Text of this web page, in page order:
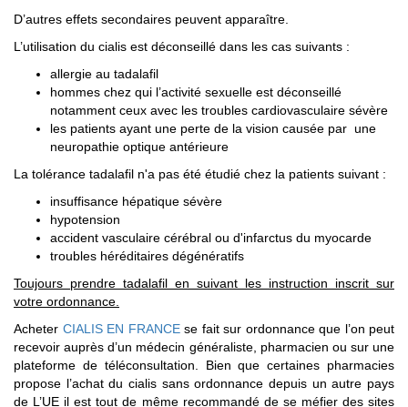
D’autres effets secondaires peuvent apparaître.
L’utilisation du cialis est déconseillé dans les cas suivants :
allergie au tadalafil
hommes chez qui l’activité sexuelle est déconseillé
notamment ceux avec les troubles cardiovasculaire sévère
les patients ayant une perte de la vision causée par une
neuropathie optique antérieure
La tolérance tadalafil n'a pas été étudié chez la patients suivant :
insuffisance hépatique sévère
hypotension
accident vasculaire cérébral ou d'infarctus du myocarde
troubles héréditaires dégénératifs
Toujours prendre tadalafil en suivant les instruction inscrit sur
votre ordonnance.
Acheter CIALIS EN FRANCEse fait sur ordonnance que l’on peut
recevoir auprès d’un médecin généraliste, pharmacien ou sur une
plateforme de téléconsultation. Bien que certaines pharmacies
propose l’achat du cialis sans ordonnance depuis un autre pays
de L’UE il est tout de même recommandé de se méfier des sites